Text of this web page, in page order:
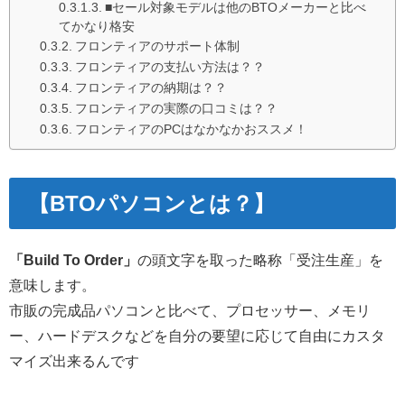
■セール対象モデルは他のBTOメーカーと比べ
てかなり格安
フロンティアのサポート体制
フロンティアの支払い方法は？？
フロンティアの納期は？？
フロンティアの実際の口コミは？？
フロンティアのPCはなかなかおススメ！
【BTOパソコンとは？】
「Build To Order」 の頭文字を取った略称「受注生産」を
意味します。
市販の完成品パソコンと比べて、プロセッサー、メモリ
ー、ハードデスクなどを自分の要望に応じて自由にカスタ
マイズ出来るんです